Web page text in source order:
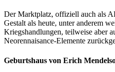
Der Marktplatz, offiziell auch als
Gestalt als heute, unter anderem
Kriegshandlungen, teilweise aber
Neorennaisance-Elemente
Geburtshaus von Erich